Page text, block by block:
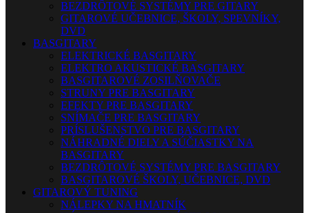
BEZDRÔTOVÉ SYSTÉMY PRE GITARY
GITAROVÉ UČEBNICE, ŠKOLY, SPEVNÍKY,
DVD
BASGITARY
ELEKTRICKÉ BASGITARY
ELEKTRO AKUSTICKÉ BASGITARY
BASGITAROVÉ ZOSILŇOVAČE
STRUNY PRE BASGITARY
EFEKTY PRE BASGITARY
SNÍMAČE PRE BASGITARY
PRÍSLUŠENSTVO PRE BASGITARY
NÁHRADNÉ DIELY A SÚČIASTKY NA
BASGITARY
BEZDRÔTOVÉ SYSTÉMY PRE BASGITARY
BASGITAROVÉ ŠKOLY, UČEBNICE, DVD
GITAROVÝ TUNING
NÁLEPKY NA HMATNÍK